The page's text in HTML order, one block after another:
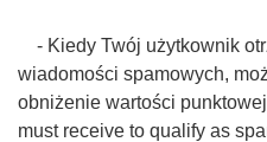
- Kiedy Twój użytkownik
wiadomości spamowych,
obniżenie wartości
must receive to qualify as